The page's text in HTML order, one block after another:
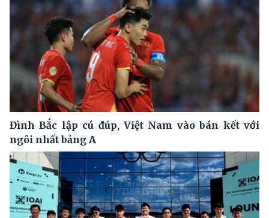
Đình Bắc lập cú đúp, Việt Nam vào bán kết với
ngôi nhất bảng A